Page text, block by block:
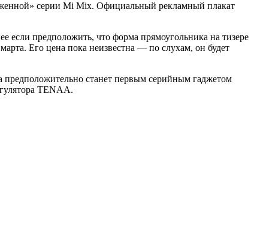
серии Mi Mix. Официальный рекламный плакат
если предположить, что форма прямоугольника на тизере
Его цена пока неизвестна — по слухам, он будет
станет первым серийным гаджетом
TENAA.